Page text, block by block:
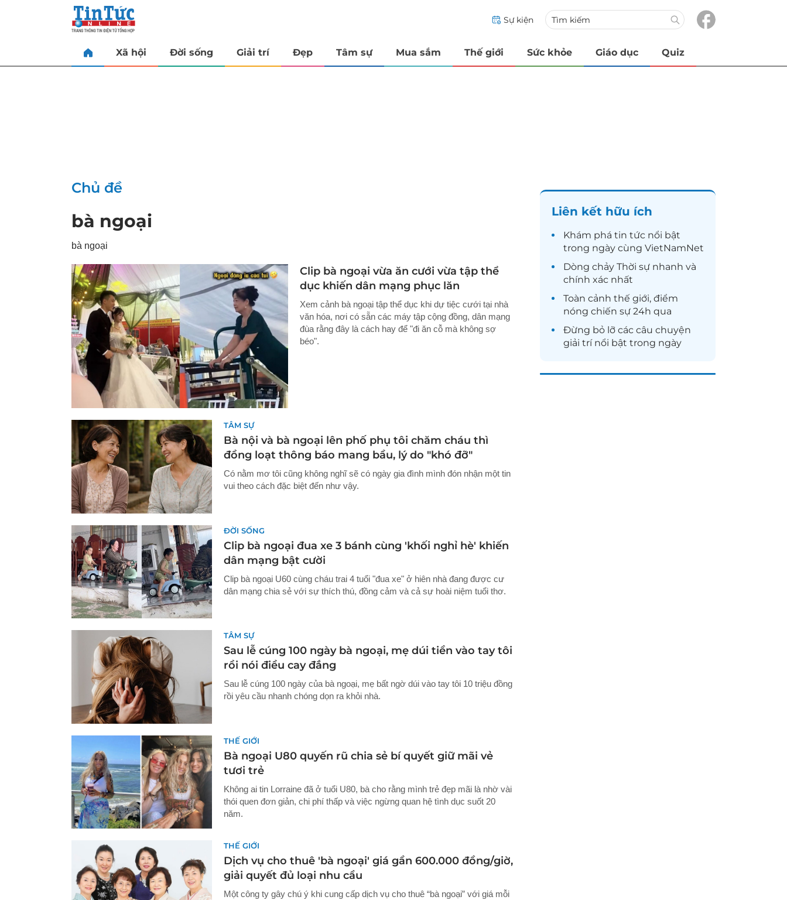
Sự kiện
Xã hội Đời sống Giải trí Đẹp Tâm sự Mua sắm Thế giới Sức khỏe Giáo dục Quiz
Chủ đề
bà ngoại
bà ngoại
Clip bà ngoại vừa ăn cưới vừa tập thể
dục khiến dân mạng phục lăn
Xem cảnh bà ngoại tập thể dục khi dự tiệc cưới tại nhà
văn hóa, nơi có sẵn các máy tập cộng đồng, dân mạng
đùa rằng đây là cách hay để "đi ăn cỗ mà không sợ
béo".
TÂM SỰ
Bà nội và bà ngoại lên phố phụ tôi chăm cháu thì
đồng loạt thông báo mang bầu, lý do "khó đỡ"
Có nằm mơ tôi cũng không nghĩ sẽ có ngày gia đình mình đón nhận một tin
vui theo cách đặc biệt đến như vậy.
ĐỜI SỐNG
Clip bà ngoại đua xe 3 bánh cùng 'khối nghỉ hè' khiến
dân mạng bật cười
Clip bà ngoại U60 cùng cháu trai 4 tuổi "đua xe" ở hiên nhà đang được cư
dân mạng chia sẻ với sự thích thú, đồng cảm và cả sự hoài niệm tuổi thơ.
TÂM SỰ
Sau lễ cúng 100 ngày bà ngoại, mẹ dúi tiền vào tay tôi
rồi nói điều cay đắng
Sau lễ cúng 100 ngày của bà ngoại, mẹ bất ngờ dúi vào tay tôi 10 triệu đồng
rồi yêu cầu nhanh chóng dọn ra khỏi nhà.
THẾ GIỚI
Bà ngoại U80 quyến rũ chia sẻ bí quyết giữ mãi vẻ
tươi trẻ
Không ai tin Lorraine đã ở tuổi U80, bà cho rằng mình trẻ đẹp mãi là nhờ vài
thói quen đơn giản, chi phí thấp và việc ngừng quan hệ tình dục suốt 20
năm.
THẾ GIỚI
Dịch vụ cho thuê 'bà ngoại' giá gần 600.000 đồng/giờ,
giải quyết đủ loại nhu cầu
Một công ty gây chú ý khi cung cấp dịch vụ cho thuê “bà ngoại” với giá mỗi
Liên kết hữu ích
Khám phá tin tức nổi bật
trong ngày cùng VietNamNet
Dòng chảy Thời sự nhanh và
chính xác nhất
Toàn cảnh thế giới, điểm
nóng chiến sự 24h qua
Đừng bỏ lỡ các câu chuyện
giải trínổi bật trong ngày